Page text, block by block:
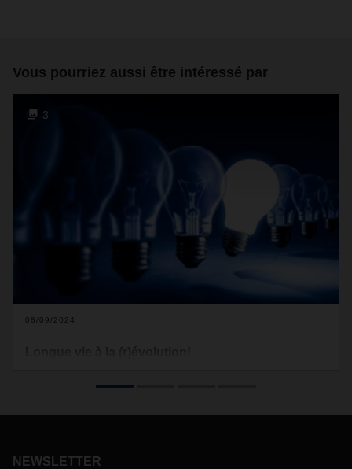
Vous pourriez aussi être intéressé par
3
08/09/2024
NEWSLETTER